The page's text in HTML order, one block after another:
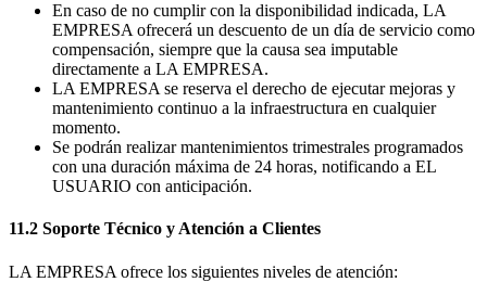
En caso de no cumplir con la disponibilidad indicada, LA
EMPRESA ofrecerá un descuento de un día de servicio como
compensación, siempre que la causa sea imputable
directamente a LA EMPRESA.
LA EMPRESA se reserva el derecho de ejecutar mejoras y
mantenimiento continuo a la infraestructura en cualquier
momento.
Se podrán realizar mantenimientos trimestrales programados
con una duración máxima de 24 horas, notificando a EL
USUARIO con anticipación.
11.2 Soporte Técnico y Atención a Clientes
LA EMPRESA ofrece los siguientes niveles de atención: